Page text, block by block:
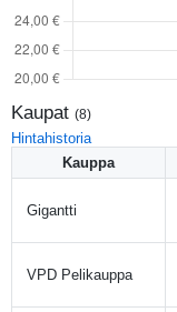
Kaupat (8)
Hintahistoria
Kauppa
Gigantti
VPD Pelikauppa